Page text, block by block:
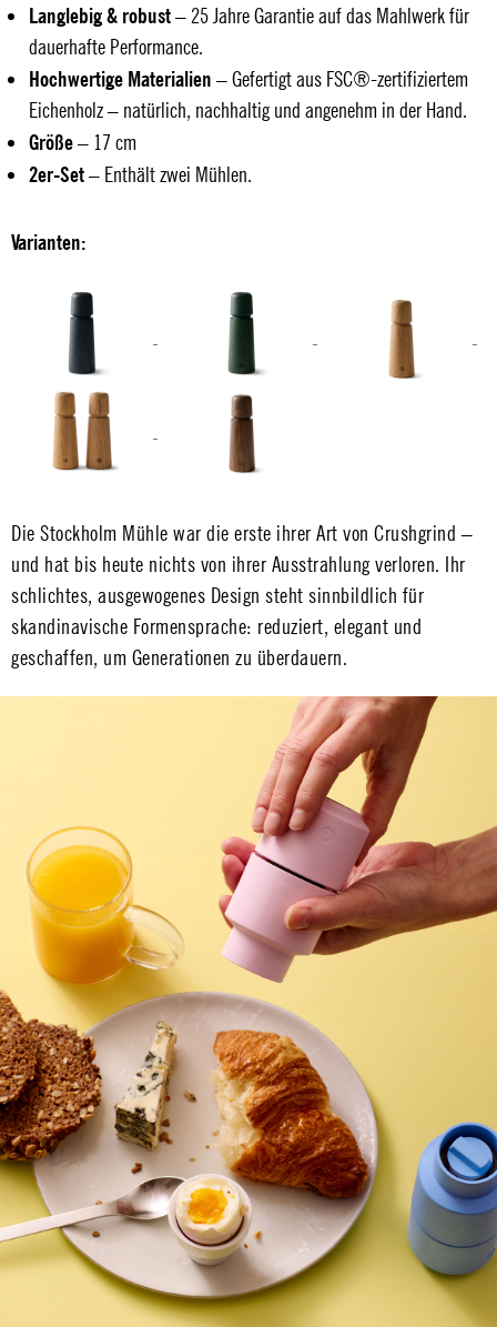
Langlebig & robust– 25 Jahre Garantie auf das Mahlwerk für
dauerhafte Performance.
Hochwertige Materialien – Gefertigt aus FSC®-zertifiziertem
Eichenholz – natürlich, nachhaltig und angenehm in der Hand.
Größe– 17 cm
2er-Set– Enthält zwei Mühlen.
Varianten:
Die Stockholm Mühle war die erste ihrer Art von Crushgrind –
und hat bis heute nichts von ihrer Ausstrahlung verloren. Ihr
schlichtes, ausgewogenes Design steht sinnbildlich für
skandinavische Formensprache: reduziert, elegant und
geschaffen, um Generationen zu überdauern.